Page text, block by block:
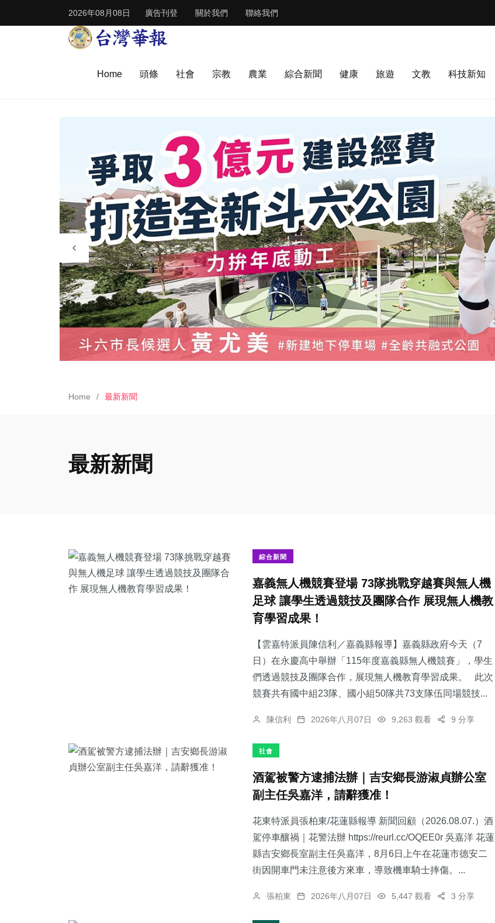
2026年08月08日 廣告刊登 關於我們 聯絡我們
Home 頭條 社會 宗教 農業 綜合新聞 健康 旅遊 文教 科技新知
Home 最新新聞
最新新聞
綜合新聞
嘉義無人機競賽登場 73隊挑戰穿越賽與無人機
足球 讓學生透過競技及團隊合作 展現無人機教
育學習成果！
【雲嘉特派員陳信利／嘉義縣報導】嘉義縣政府今天（7
日）在永慶高中舉辦「115年度嘉義縣無人機競賽」，學生
們透過競技及團隊合作，展現無人機教育學習成果。 此次
競賽共有國中組23隊、國小組50隊共73支隊伍同場競技...
陳信利 2026年八月07日 9,263 觀看 9 分享
社會
酒駕被警方逮捕法辦｜吉安鄉長游淑貞辦公室
副主任吳嘉洋，請辭獲准！
花東特派員張柏東/花蓮縣報導 新聞回顧（2026.08.07.）酒
駕停車釀禍｜花警法辦 https://reurl.cc/OQEE0r 吳嘉洋 花蓮
縣吉安鄉長室副主任吳嘉洋，8月6日上午在花蓮市德安二
街因開車門未注意後方來車，導致機車騎士摔傷。...
張柏東 2026年八月07日 5,447 觀看 3 分享
28+